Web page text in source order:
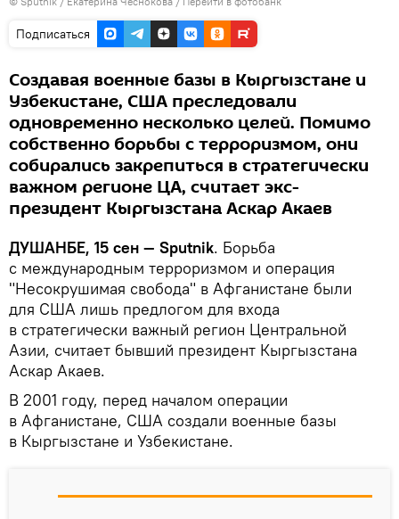
Подписаться
Создавая военные базы в Кыргызстане и
Узбекистане, США преследовали
одновременно несколько целей. Помимо
собственно борьбы с терроризмом, они
собирались закрепиться в стратегически
важном регионе ЦА, считает экс-
президент Кыргызстана Аскар Акаев
ДУШАНБЕ, 15 сен — Sputnik. Борьба
с международным терроризмом и операция
"Несокрушимая свобода" в Афганистане были
для США лишь предлогом для входа
в стратегически важный регион Центральной
Азии, считает бывший президент Кыргызстана
Аскар Акаев.
В 2001 году, перед началом операции
в Афганистане, США создали военные базы
в Кыргызстане и Узбекистане.